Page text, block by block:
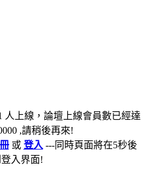
人上線，論壇上線會員數已經達
,請稍後再來!
或 登入 ---同時頁面將在5秒後
入界面!